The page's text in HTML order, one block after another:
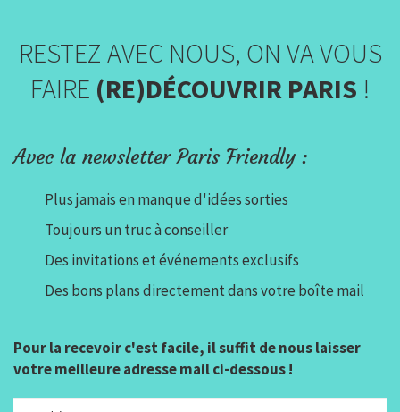
RESTEZ AVEC NOUS, ON VA VOUS
FAIRE (RE)DÉCOUVRIR PARIS !
Avec la newsletter Paris Friendly :
Plus jamais en manque d'idées sorties
Toujours un truc à conseiller
Des invitations et événements exclusifs
Des bons plans directement dans votre boîte mail
Pour la recevoir c'est facile, il suffit de nous laisser
votre meilleure adresse mail ci-dessous !